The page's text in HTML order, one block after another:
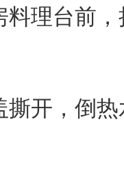
理台前，
开，倒热